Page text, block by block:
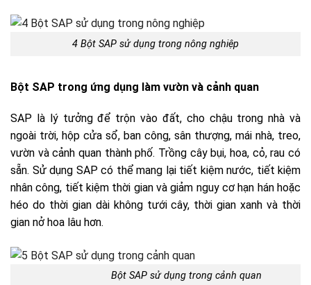
4 Bột SAP sử dụng trong nông nghiệp
Bột SAP trong ứng dụng làm vườn và cảnh quan
SAP là lý tưởng để trộn vào đất, cho chậu trong nhà và
ngoài trời, hộp cửa sổ, ban công, sân thượng, mái nhà, treo,
vườn và cảnh quan thành phố. Trồng cây bụi, hoa, cỏ, rau có
sẵn. Sử dụng SAP có thể mang lại tiết kiệm nước, tiết kiệm
nhân công, tiết kiệm thời gian và giảm nguy cơ hạn hán hoặc
héo do thời gian dài không tưới cây, thời gian xanh và thời
gian nở hoa lâu hơn.
Bột SAP sử dụng trong cảnh quan